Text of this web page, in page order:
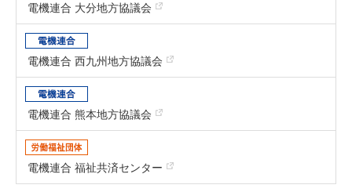
電機連合 大分地方協議会
電機連合 西九州地方協議会
電機連合 熊本地方協議会
電機連合 福祉共済センター